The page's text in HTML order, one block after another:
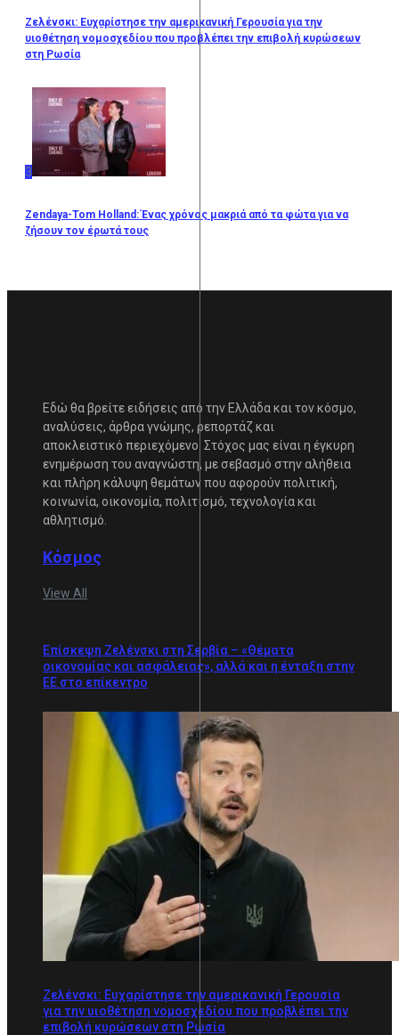
Ζελένσκι: Ευχαρίστησε την αμερικανική Γερουσία για την
υιοθέτηση νομοσχεδίου που προβλέπει την επιβολή κυρώσεων
στη Ρωσία
3
Zendaya-Tom Holland: Ένας χρόνος μακριά από τα φώτα για να
ζήσουν τον έρωτά τους
Εδώ θα βρείτε ειδήσεις από την Ελλάδα και τον κόσμο,
αναλύσεις, άρθρα γνώμης, ρεπορτάζ και
αποκλειστικό περιεχόμενο. Στόχος μας είναι η έγκυρη
ενημέρωση του αναγνώστη, με σεβασμό στην αλήθεια
και πλήρη κάλυψη θεμάτων που αφορούν πολιτική,
κοινωνία, οικονομία, πολιτισμό, τεχνολογία και
αθλητισμό.
Κόσμος
View All
Επίσκεψη Ζελένσκι στη Σερβία – «Θέματα
οικονομίας και ασφάλειας», αλλά και η ένταξη στην
ΕΕ στο επίκεντρο
Ζελένσκι: Ευχαρίστησε την αμερικανική Γερουσία
για την υιοθέτηση νομοσχεδίου που προβλέπει την
επιβολή κυρώσεων στη Ρωσία